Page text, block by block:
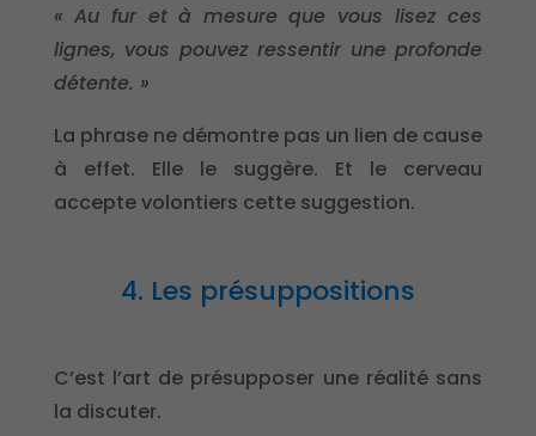
« Au fur et à mesure que vous lisez ces
lignes, vous pouvez ressentir une profonde
détente. »
La phrase ne démontre pas un lien de cause
à effet. Elle le suggère. Et le cerveau
accepte volontiers cette suggestion.
4. Les présuppositions
C’est l’art de présupposer une réalité sans
la discuter.